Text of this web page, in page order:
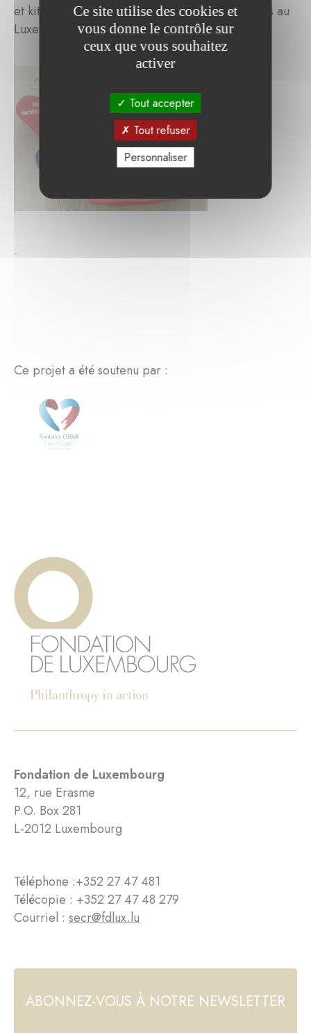
et kits seront distribués aux enfants et adolesents au
Luxembourg.
Ce projet a été soutenu par :
Fondation de Luxembourg
12, rue Erasme
P.O. Box 281
L-2012 Luxembourg
Téléphone :+352 27 47 481
Télécopie : +352 27 47 48 279
Courriel : secr@fdlux.lu
ABONNEZ-VOUS À NOTRE NEWSLETTER
Ce site utilise des cookies et
vous donne le contrôle sur
ceux que vous souhaitez
activer
Tout accepter
Tout refuser
Personnaliser